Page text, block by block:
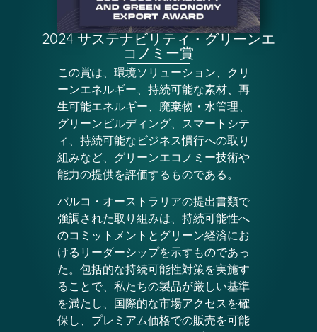
2024 サステナビリティ・グリーンエ
コノミー賞
この賞は、環境ソリューション、クリ
ーンエネルギー、持続可能な素材、再
生可能エネルギー、廃棄物・水管理、
グリーンビルディング、スマートシテ
ィ、持続可能なビジネス慣行への取り
組みなど、グリーンエコノミー技術や
能力の提供を評価するものである。
バルコ・オーストラリアの提出書類で
強調された取り組みは、持続可能性へ
のコミットメントとグリーン経済にお
けるリーダーシップを示すものであっ
た。包括的な持続可能性対策を実施す
ることで、私たちの製品が厳しい基準
を満たし、国際的な市場アクセスを確
保し、プレミアム価格での販売を可能